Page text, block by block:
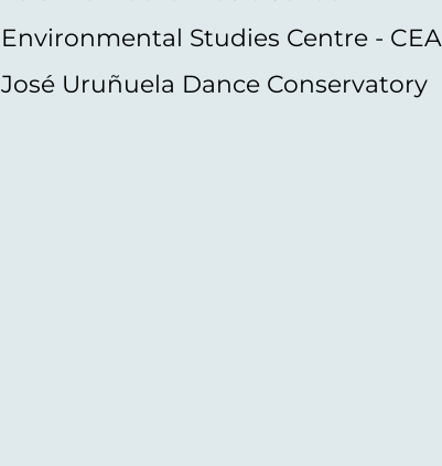
Environmental Studies Centre - CEA
José Uruñuela Dance Conservatory